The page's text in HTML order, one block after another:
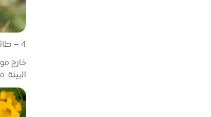
4 – طائر الشمس الأرجواني في وضع التخفي
خارج